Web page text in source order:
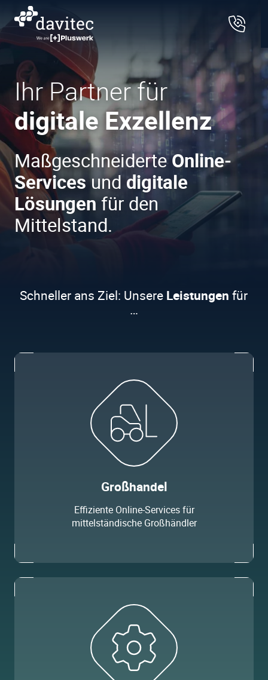
IhrPartner für
digitaleExzellenz
MaßgeschneiderteOnline-
Servicesund digitale
Lösungenfür den
Mittelstand.
Schneller ans Ziel: Unsere Leistungen für
…
Großhandel
Effiziente Online-Services für
mittelständische Großhändler